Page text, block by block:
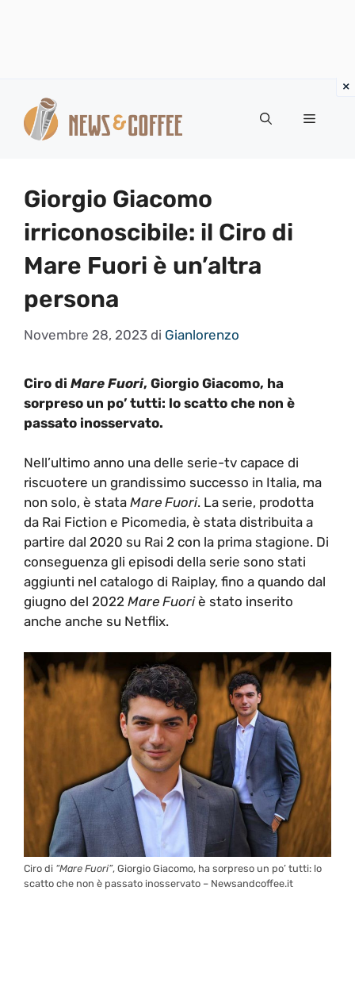
contenuto
Menu
Giorgio Giacomo
irriconoscibile: il Ciro di
Mare Fuori è un’altra
persona
Novembre 28, 2023 di Gianlorenzo
Ciro di Mare Fuori, Giorgio Giacomo, ha
sorpreso un po’ tutti: lo scatto che non è
passato inosservato.
Nell’ultimo anno una delle serie-tv capace di
riscuotere un grandissimo successo in Italia, ma
non solo, è stata Mare Fuori. La serie, prodotta
da Rai Fiction e Picomedia, è stata distribuita a
partire dal 2020 su Rai 2 con la prima stagione. Di
conseguenza gli episodi della serie sono stati
aggiunti nel catalogo di Raiplay, fino a quando dal
giugno del 2022 Mare Fuoriè stato inserito
anche anche su Netflix.
Ciro di “Mare Fuori”, Giorgio Giacomo, ha sorpreso un po’ tutti: lo
scatto che non è passato inosservato – Newsandcoffee.it